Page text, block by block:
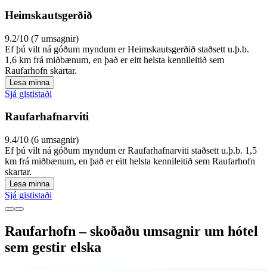
Heimskautsgerðið
9.2/10 (7 umsagnir)
Ef þú vilt ná góðum myndum er Heimskautsgerðið staðsett u.þ.b.
1,6 km frá miðbænum, en það er eitt helsta kennileitið sem
Raufarhofn skartar.
Lesa minna
Sjá gististaði
Raufarhafnarviti
9.4/10 (6 umsagnir)
Ef þú vilt ná góðum myndum er Raufarhafnarviti staðsett u.þ.b. 1,5
km frá miðbænum, en það er eitt helsta kennileitið sem Raufarhofn
skartar.
Lesa minna
Sjá gististaði
Raufarhofn – skoðaðu umsagnir um hótel
sem gestir elska